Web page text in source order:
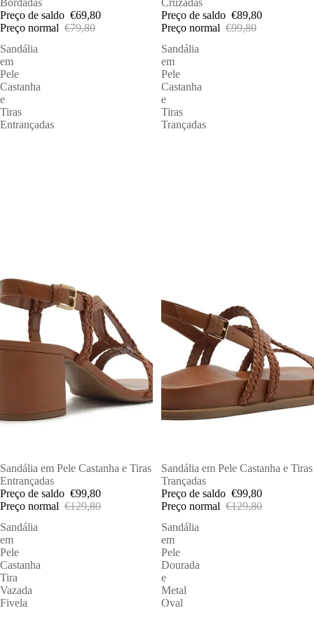
Bordadas
Preço de saldo €69,80
Preço normal €79,80
Cruzadas
Preço de saldo €89,80
Preço normal €99,80
Sandália
em
Pele
Castanha
e
Tiras
Entrançadas
PROMOÇÕES
Sandália em Pele Castanha e Tiras
Entrançadas
Preço de saldo €99,80
Preço normal €129,80
Sandália
em
Pele
Castanha
e
Tiras
Trançadas
PROMOÇÕES
Sandália em Pele Castanha e Tiras
Trançadas
Preço de saldo €99,80
Preço normal €129,80
Sandália
em
Pele
Castanha
Tira
Vazada
Fivela
Sandália
em
Pele
Dourada
e
Metal
Oval